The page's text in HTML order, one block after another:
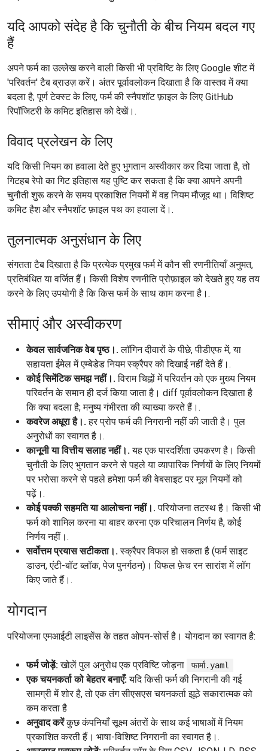
यदि आपको संदेह है कि चुनौती के बीच नियम बदल गए
हैं
अपने फर्म का उल्लेख करने वाली किसी भी प्रविष्टि के लिए Google शीट में
'परिवर्तन' टैब ब्राउज़ करें। अंतर पूर्वावलोकन दिखाता है कि वास्तव में क्या
बदला है; पूर्ण टेक्स्ट के लिए, फर्म की स्नैपशॉट फ़ाइल के लिए GitHub
रिपॉजिटरी के कमिट इतिहास को देखें।.
विवाद प्रलेखन के लिए
यदि किसी नियम का हवाला देते हुए भुगतान अस्वीकार कर दिया जाता है, तो
गिटहब रेपो का गिट इतिहास यह पुष्टि कर सकता है कि क्या आपने अपनी
चुनौती शुरू करने के समय प्रकाशित नियमों में वह नियम मौजूद था। विशिष्ट
कमिट हैश और स्नैपशॉट फ़ाइल पथ का हवाला दें।.
तुलनात्मक अनुसंधान के लिए
संगतता टैब दिखाता है कि प्रत्येक प्रमुख फर्म में कौन सी रणनीतियाँ अनुमत,
प्रतिबंधित या वर्जित हैं। किसी विशेष रणनीति प्रोफ़ाइल को देखते हुए यह तय
करने के लिए उपयोगी है कि किस फर्म के साथ काम करना है।.
सीमाएं और अस्वीकरण
केवल सार्वजनिक वेब पृष्ठ।.लॉगिन दीवारों के पीछे, पीडीएफ में, या
सहायता ईमेल में एम्बेडेड नियम स्क्रैपर को दिखाई नहीं देते हैं।.
कोई सिमेंटिक समझ नहीं।.विराम चिह्नों में परिवर्तन को एक मुख्य नियम
परिवर्तन के समान ही दर्ज किया जाता है। diff पूर्वावलोकन दिखाता है
कि क्या बदला है; मनुष्य गंभीरता की व्याख्या करते हैं।.
कवरेज अधूरा है।.हर प्रोप फर्म की निगरानी नहीं की जाती है। पुल
अनुरोधों का स्वागत है।.
कानूनी या वित्तीय सलाह नहीं।.यह एक पारदर्शिता उपकरण है। किसी
चुनौती के लिए भुगतान करने से पहले या व्यापारिक निर्णयों के लिए नियमों
पर भरोसा करने से पहले हमेशा फर्म की वेबसाइट पर मूल नियमों को
पढ़ें।.
कोई पक्की सहमति या आलोचना नहीं।.परियोजना तटस्थ है। किसी भी
फर्म को शामिल करना या बाहर करना एक परिचालन निर्णय है, कोई
निर्णय नहीं।.
सर्वोत्तम प्रयास सटीकता।.स्क्रैपर विफल हो सकता है (फर्म साइट
डाउन, एंटी-बॉट ब्लॉक, पेज पुनर्गठन)। विफल फ़ेच रन सारांश में लॉग
किए जाते हैं।.
योगदान
परियोजना एमआईटी लाइसेंस के तहत ओपन-सोर्स है। योगदान का स्वागत है:
फर्म जोड़ें:खोलें पुल अनुरोध एक प्रविष्टि जोड़ना फार्मा.yaml
एक चयनकर्ता को बेहतर बनाएँ:यदि किसी फर्म की निगरानी की गई
सामग्री में शोर है, तो एक तंग सीएसएस चयनकर्ता झूठे सकारात्मक को
कम करता है
अनुवाद करेंकुछ कंपनियाँ सूक्ष्म अंतरों के साथ कई भाषाओं में नियम
प्रकाशित करती हैं। भाषा-विशिष्ट निगरानी का स्वागत है।.